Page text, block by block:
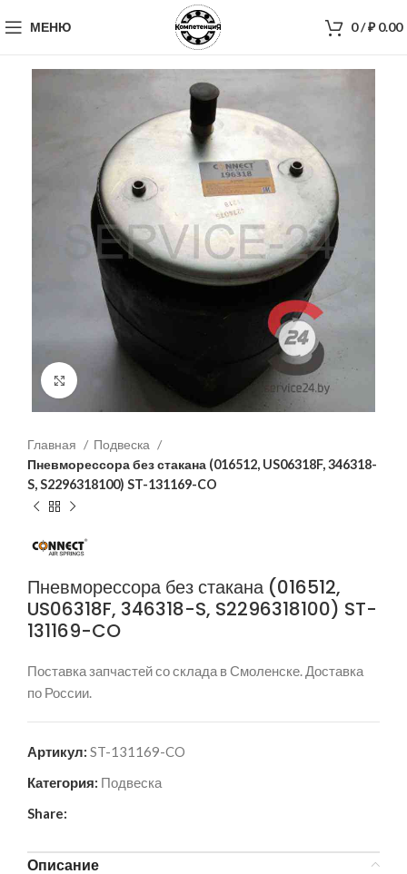
МЕНЮ 0/₽0.00
Нажмите, чтобы увеличить
Главная
Подвеска
Пневморессора без стакана (016512, US06318F, 346318-
S, S2296318100) ST-131169-CO
Пневморессора без стакана (016512,
US06318F, 346318-S, S2296318100) ST-
131169-CO
Поставка запчастей со склада в Смоленске. Доставка
по России.
Артикул: ST-131169-CO
Категория: Подвеска
Share:
Описание